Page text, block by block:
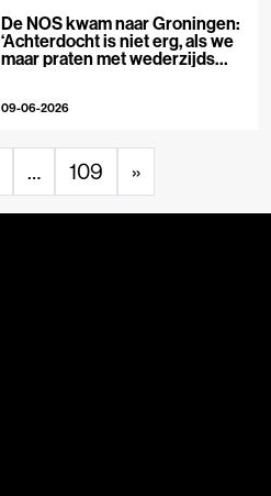
De NOS kwam naar Groningen:
‘Achterdocht is niet erg, als we
maar praten met wederzijds
09-06-2026
… 109 »